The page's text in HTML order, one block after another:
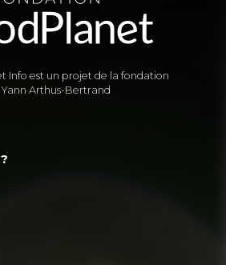
Info est un projet de la fondation
Arthus-Bertrand